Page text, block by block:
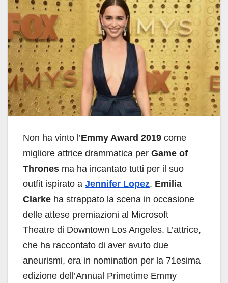
Non ha vinto l’Emmy Award 2019 come
migliore attrice drammatica per Game of
Thrones ma ha incantato tutti per il suo
outfit ispirato a Jennifer Lopez. Emilia
Clarke ha strappato la scena in occasione
delle attese premiazioni al Microsoft
Theatre di Downtown Los Angeles. L’attrice,
che ha raccontato di aver avuto due
aneurismi, era in nomination per la 71esima
edizione dell’Annual Primetime Emmy